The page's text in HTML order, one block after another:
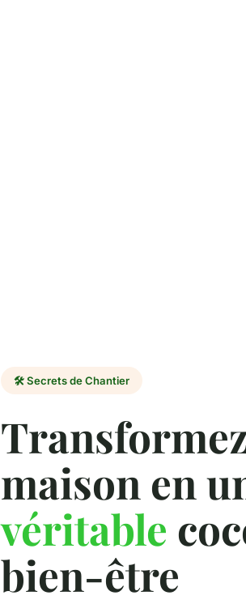
🛠️ Secrets de Chantier
maison en
véritable
bien-être